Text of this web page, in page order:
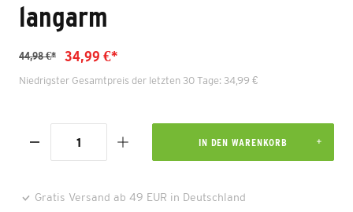
langarm
44,98 €* 34,99 €*
Niedrigster Gesamtpreis der letzten 30 Tage: 34,99 €
IN DEN WARENKORB
Gratis Versand ab 49 EUR in Deutschland